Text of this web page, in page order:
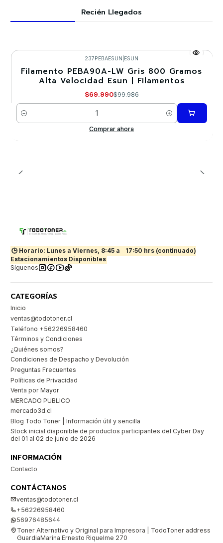
Recién Llegados
-30%
237PEBAESUN ESUN
Filamento PEBA90A-LW Gris 800 Gramos
Alta Velocidad Esun | Filamentos
$69.990$99.986
Cantidad
Comprar ahora
🕒 Horario: Lunes a Viernes, 8:45 a
17:50 hrs (continuado)
Estacionamientos Disponibles
Síguenos
CATEGORÍAS
Inicio
ventas@todotoner.cl
Teléfono +56226958460
Términos y Condiciones
¿Quiénes somos?
Condiciones de Despacho y Devolución
Preguntas Frecuentes
Políticas de Privacidad
Venta por Mayor
MERCADO PUBLICO
mercado3d.cl
Blog Todo Toner | Información útil y sencilla
Stock inicial disponible de productos participantes del Cyber Day
del 01 al 02 de junio de 2026
INFORMACIÓN
Contacto
CONTÁCTANOS
ventas@todotoner.cl
+56226958460
56976485644
Toner Alternativo y Original para Impresora | TodoToner address
GuardiaMarina Ernesto Riquelme 270